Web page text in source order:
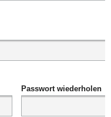
Passwort wiederholen